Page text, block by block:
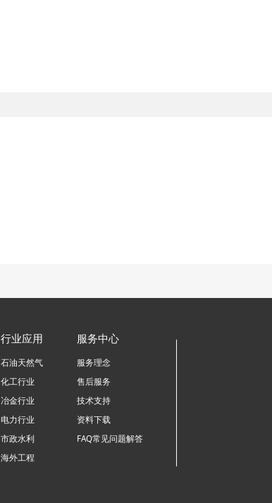
行业应用
石油天然气
化工行业
冶金行业
电力行业
市政水利
海外工程
服务中心
服务理念
售后服务
技术支持
资料下载
FAQ常见问题解答